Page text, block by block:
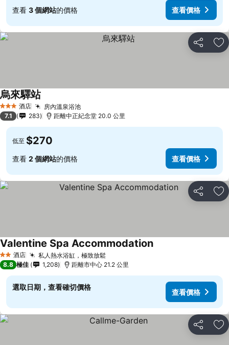
查看 3 個網站的價格 查看價格
分享 放
3 星級 酒店 房內溫泉浴池
烏來驛站
7.1 283 距離中正紀念堂 20.0 公里
低至 $270
查看 2 個網站的價格 查看價格
分享 放
2 星級酒店 私人熱水浴缸，極致放鬆
Valentine Spa Accommodation
8.8 極佳 1,208 距離市中心 21.2 公里
選取日期，查看確切價格
查看價格
分享 放